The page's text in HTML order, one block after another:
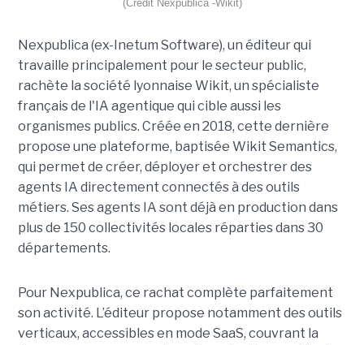
(Crédit Nexpublica -Wikit)
Nexpublica (ex-Inetum Software), un éditeur qui
travaille principalement pour le secteur public,
rachète la société lyonnaise Wikit, un spécialiste
français de l'IA agentique qui cible aussi les
organismes publics. Créée en 2018, cette dernière
propose une plateforme, baptisée Wikit Semantics,
qui permet de créer, déployer et orchestrer des
agents IA directement connectés à des outils
métiers. Ses agents IA sont déjà en production dans
plus de 150 collectivités locales réparties dans 30
départements.
Pour Nexpublica, ce rachat complète parfaitement
son activité. L’éditeur propose notamment des outils
verticaux, accessibles en mode SaaS, couvrant la